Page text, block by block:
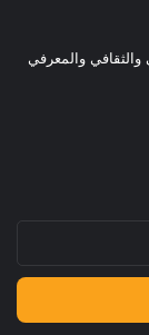
والمعرفي